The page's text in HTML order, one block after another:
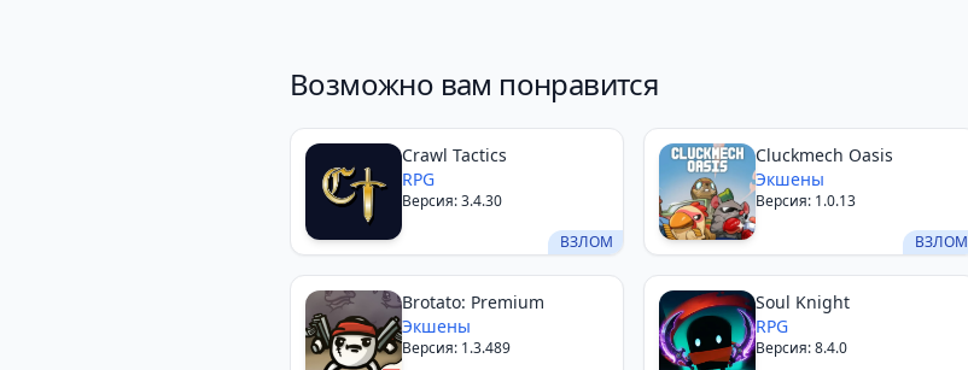
Возможно вам понравится
ВЗЛОМ
Crawl Tactics
RPG
Версия: 3.4.30
ВЗЛОМ
Cluckmech Oasis
Экшены
Версия: 1.0.13
Brotato: Premium
Экшены
Версия: 1.3.489
Soul Knight
RPG
Версия: 8.4.0